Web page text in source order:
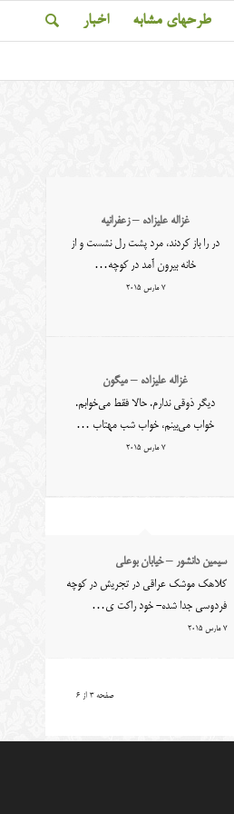
طرحهای مشابه اخبار
غزاله علیزاده – زعفرانیه
در را باز کردند، مرد پشت رل نشست و از
خانه بیرون آمد در کوچه…
7 مارس 2015
غزاله علیزاده – میگون
دیگر ذوقی ندارم. حالا فقط می‌خوابم.
خواب می‌بینم، خواب شب مهتاب …
7 مارس 2015
سیمین دانشور – خیابان بوعلی
کلاهک موشک عراقی در تجریش در کوچه
فردوسی جدا شده- خود راکت ی…
7 مارس 2015
صفحه 3 از 6